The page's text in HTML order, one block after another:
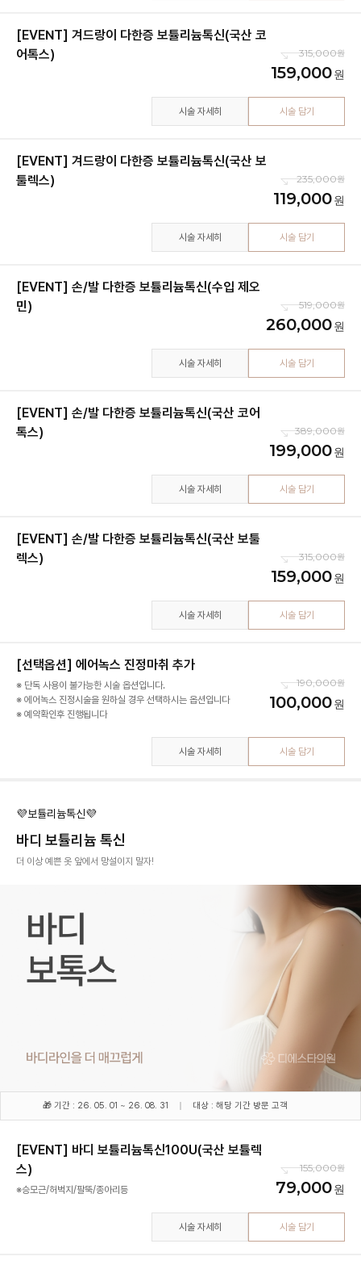
[EVENT] 겨드랑이 다한증 보튤리늄톡신(국산 코
어톡스)
315,000
159,000
시술 자세히 시술 담기
[EVENT] 겨드랑이 다한증 보튤리늄톡신(국산 보
툴렉스)
235,000
119,000
시술 자세히 시술 담기
[EVENT] 손/발 다한증 보튤리늄톡신(수입 제오
민)
519,000
260,000
시술 자세히 시술 담기
[EVENT] 손/발 다한증 보튤리늄톡신(국산 코어
톡스)
389,000
199,000
시술 자세히 시술 담기
[EVENT] 손/발 다한증 보튤리늄톡신(국산 보툴
렉스)
315,000
159,000
시술 자세히 시술 담기
[선택옵션] 에어녹스 진정마취 추가
※ 단독 사용이 불가능한 시술 옵션입니다.
※ 에어녹스 진정시술을 원하실 경우 선택하시는 옵션입니다
※ 예약확인후 진행됩니다
190,000
100,000
시술 자세히 시술 담기
💜보튤리늄톡신💜
바디 보튤리늄 톡신
더 이상 예쁜 옷 앞에서 망설이지 말자!
🎁 기간 : 26. 05. 01 ~ 26. 08. 31 대상 : 해당 기간 방문 고객
[EVENT] 바디 보튤리늄톡신100U(국산 보튤렉
스)
※승모근/허벅지/팔뚝/종아리등
155,000
79,000
시술 자세히 시술 담기